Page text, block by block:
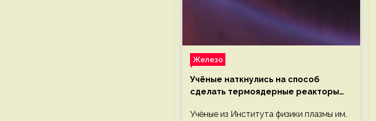
Железо
Учёные наткнулись на способ
сделать термоядерные реакторы
Учёные из Института физики плазмы им.